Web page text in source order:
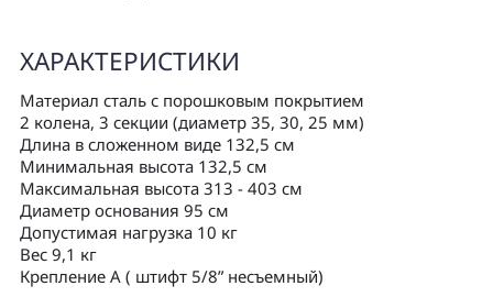
ХАРАКТЕРИСТИКИ
Материал сталь с порошковым покрытием
2 колена, 3 секции (диаметр 35, 30, 25 мм)
Длина в сложенном виде 132,5 см
Минимальная высота 132,5 см
Максимальная высота 313 - 403 см
Диаметр основания 95 см
Допустимая нагрузка 10 кг
Вес 9,1 кг
Крепление А ( штифт 5/8” несъемный)